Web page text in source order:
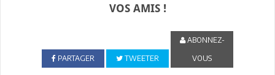
VOS AMIS !
PARTAGER TWEETER
ABONNEZ-
VOUS